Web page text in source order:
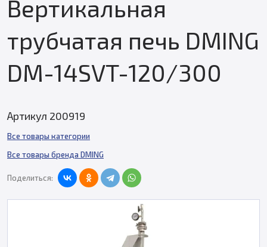
Вертикальная
трубчатая печь DMING
DM-14SVT-120/300
Артикул 200919
Все товары категории
Все товары бренда DMING
Поделиться: